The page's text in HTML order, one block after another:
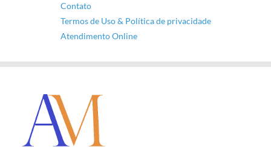
Contato
Termos de Uso & Política de privacidade
Atendimento Online